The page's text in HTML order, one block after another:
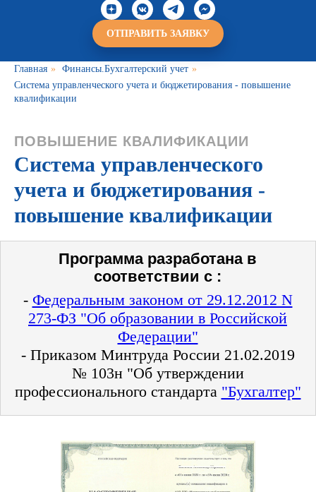
ОТПРАВИТЬ ЗАЯВКУ
Главная » Финансы.Бухгалтерский учет »
Система управленческого учета и бюджетирования - повышение
квалификации
ПОВЫШЕНИЕ КВАЛИФИКАЦИИ
Система управленческого
учета и бюджетирования -
повышение квалификации
Программа разработана в
соответствии с :
- Федеральным законом от 29.12.2012 N
273-ФЗ "Об образовании в Российской
Федерации"
- Приказом Минтруда России 21.02.2019
№ 103н "Об утверждении
профессионального стандарта "Бухгалтер"